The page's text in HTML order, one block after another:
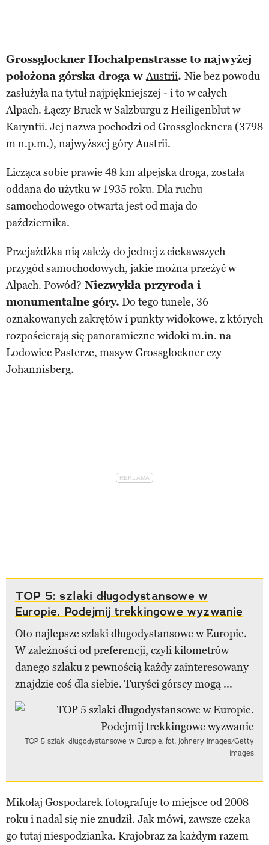
Grossglockner Hochalpenstrasse to najwyżej
położona górska droga wAustrii. Nie bez powodu
zasłużyła na tytuł najpiękniejszej - i to w całych
Alpach. Łączy Bruck w Salzburgu z Heiligenblut w
Karyntii. Jej nazwa pochodzi od Grossglocknera (3798
m n.p.m.), najwyższej góry Austrii.
Licząca sobie prawie 48 km alpejska droga, została
oddana do użytku w 1935 roku. Dla ruchu
samochodowego otwarta jest od maja do
października.
Przejażdżka nią zależy do jednej z ciekawszych
przygód samochodowych, jakie można przeżyć w
Alpach. Powód? Niezwykła przyroda i
monumentalne góry. Do tego tunele, 36
oznakowanych zakrętów i punkty widokowe, z których
rozpościerają się panoramiczne widoki m.in. na
Lodowiec Pasterze, masyw Grossglockner czy
Johannisberg.
TOP 5: szlaki długodystansowe w
Europie. Podejmij trekkingowe wyzwanie
Oto najlepsze szlaki długodystansowe w Europie.
W zależności od preferencji, czyli kilometrów
danego szlaku z pewnością każdy zainteresowany
znajdzie coś dla siebie. Turyści górscy mogą ...
TOP 5 szlaki długodystansowe w Europie. fot. Johnery Images/Getty
Images
Mikołaj Gospodarek fotografuje to miejsce od 2008
roku i nadal się nie znudził. Jak mówi, zawsze czeka
go tutaj niespodzianka. Krajobraz za każdym razem